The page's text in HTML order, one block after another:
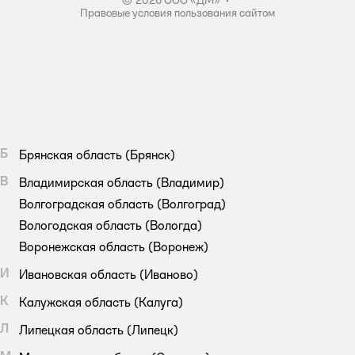
Правовые условия пользования сайтом
Б Брянская область (Брянск)
В
Владимирская область (Владимир)
Волгоградская область (Волгоград)
Вологодская область (Вологда)
Воронежская область (Воронеж)
И
Ивановская область (Иваново)
К
Калужская область (Калуга)
Л
Липецкая область (Липецк)